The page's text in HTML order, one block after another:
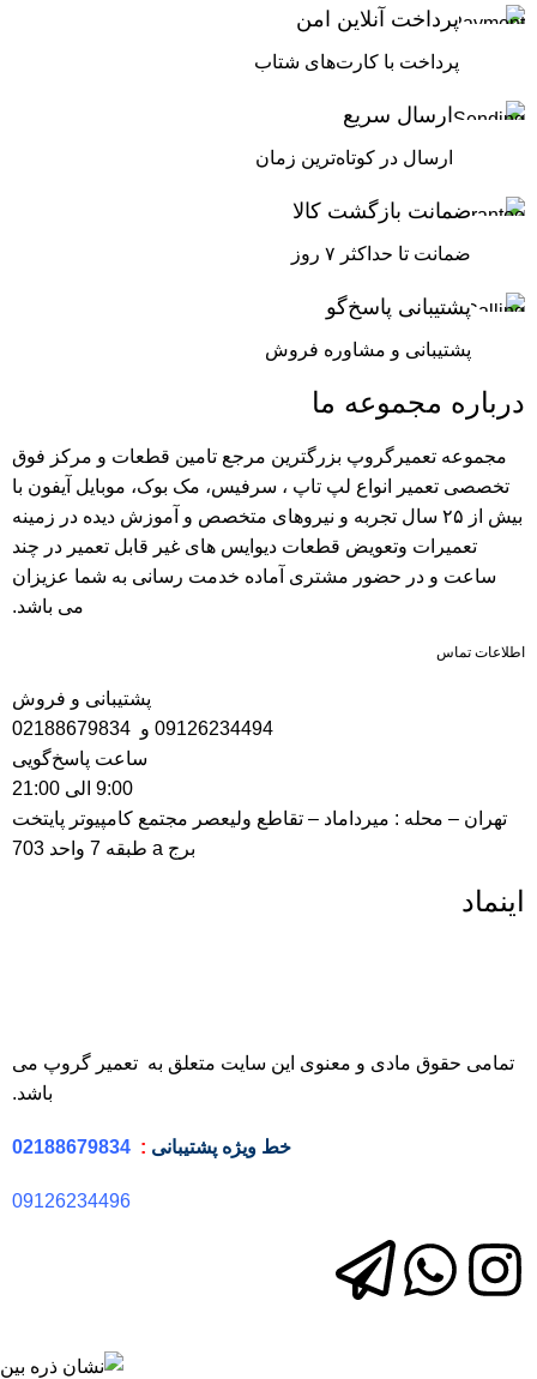
پرداخت آنلاین امن
پرداخت با کارت‌های شتاب
ارسال سریع
ارسال در کوتاه‌ترین زمان
ضمانت بازگشت کالا
ضمانت تا حداکثر ۷ روز
پشتیبانی پاسخ‌گو
پشتیبانی و مشاوره فروش
درباره مجموعه ما
مجموعه تعمیرگروپ بزرگترین مرجع تامین قطعات و مرکز فوق
تخصصی تعمیر انواع لپ تاپ ، سرفیس، مک بوک، موبایل آیفون با
بیش از ۲۵ سال تجربه و نیرو‌های متخصص و آموزش دیده در زمینه
تعمیرات وتعویض قطعات دیوایس های غیر قابل تعمیر در چند
ساعت و در حضور مشتری آماده خدمت رسانی به شما عزیزان
می باشد.
اطلاعات تماس
پشتیبانی و فروش
09126234494 و
ساعت پاسخ‌گویی
9:00 الی 21:00
تهران – محله : میرداماد – تقاطع ولیعصر مجتمع کامپیوتر پایتخت
برج a طبقه 7 واحد 703
اینماد
تمامی حقوق مادی و معنوی این سایت متعلق به تعمیر گروپ می
باشد.
خط ویژه پشتیبانی :
02188679834
09126234496